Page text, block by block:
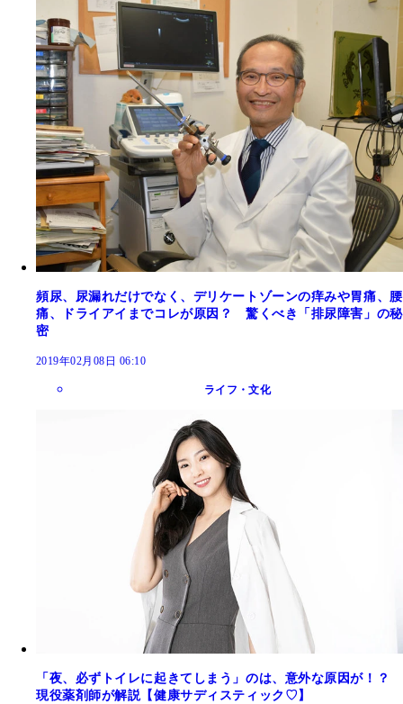
頻尿、尿漏れだけでなく、デリケートゾーンの痒みや胃痛、腰
痛、ドライアイまでコレが原因？ 驚くべき「排尿障害」の秘
密
2019年02月08日 06:10
ライフ・文化
「夜、必ずトイレに起きてしまう」のは、意外な原因が！？
現役薬剤師が解説【健康サディスティック♡】